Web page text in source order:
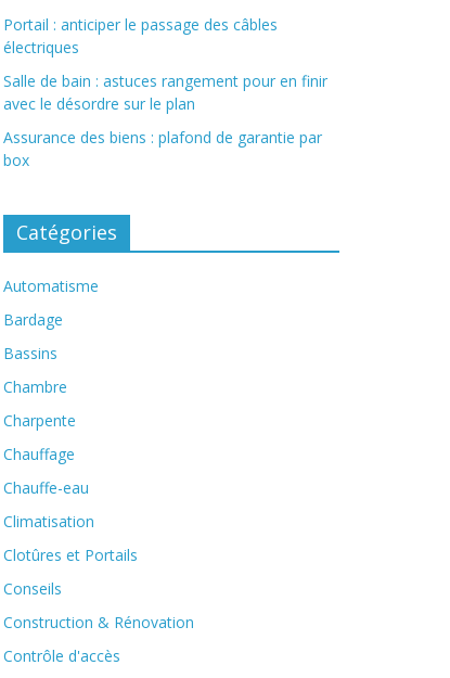
Portail : anticiper le passage des câbles
électriques
Salle de bain : astuces rangement pour en finir
avec le désordre sur le plan
Assurance des biens : plafond de garantie par
box
Catégories
Automatisme
Bardage
Bassins
Chambre
Charpente
Chauffage
Chauffe-eau
Climatisation
Clotûres et Portails
Conseils
Construction & Rénovation
Contrôle d'accès